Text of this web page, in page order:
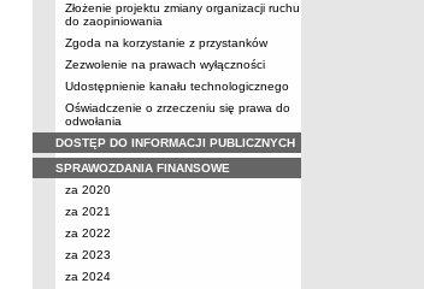
Złożenie projektu zmiany organizacji ruchu
do zaopiniowania
Zgoda na korzystanie z przystanków
Zezwolenie na prawach wyłączności
Udostępnienie kanału technologicznego
Oświadczenie o zrzeczeniu się prawa do
odwołania
DOSTĘP DO INFORMACJI PUBLICZNYCH
SPRAWOZDANIA FINANSOWE
za 2020
za 2021
za 2022
za 2023
za 2024